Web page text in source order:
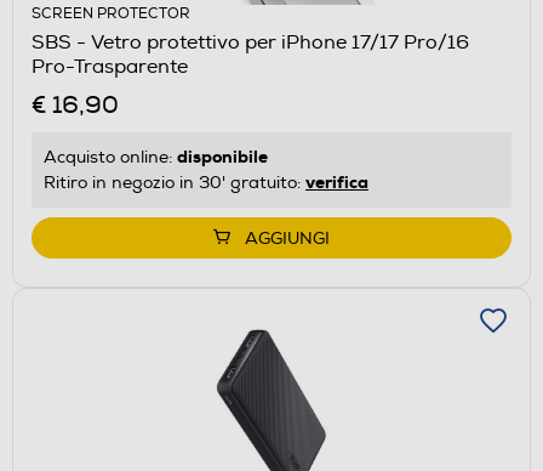
SCREEN PROTECTOR
SBS - Vetro protettivo per iPhone 17/17 Pro/16
Pro-Trasparente
€ 16,90
Acquisto online: disponibile
Ritiro in negozio in 30' gratuito: verifica
AGGIUNGI